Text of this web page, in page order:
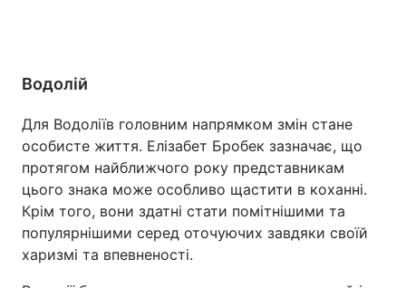
Водолій
Для Водоліїв головним напрямком змін стане
особисте життя. Елізабет Бробек зазначає, що
протягом найближчого року представникам
цього знака може особливо щастити в коханні.
Крім того, вони здатні стати помітнішими та
популярнішими серед оточуючих завдяки своїй
харизмі та впевненості.